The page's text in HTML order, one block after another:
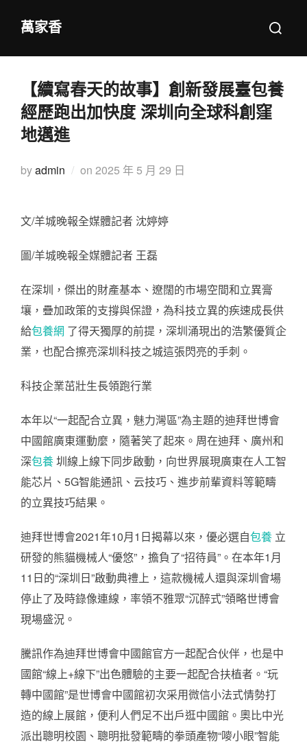
萬家香
Search
【續寫春天的故事】創新發展臺包養
經歷跑出加快度 深圳向全球科創窪
地邁進
byadmin on Posted
2025 年 5 月 29 日
文/羊城晚報全媒體記者 沈婷婷
圖/羊城晚報全媒體記者 王磊
在深圳，傑出的財產基本、遼闊的市場空間和立異膏
壤，疊加政策的支撐與保證，為科技立異的疾速成長供
給包養網 了得天獨厚的前提，深圳涌現出的浩繁優質企
業，也配合擦亮深圳科技之城這張閃亮的手刺。
科技企業茁壯生長領跑行業
本年以“一起配合立異，魅力灣區”為主題的迪拜世博會
中國館廣東運動麼，隨著笑了起來。周在迪拜、廣州和
深包養圳線上線下同步啟動，向世界展現廣東在人工智
能芯片、5G智能通訊、云技巧、進步前輩資料等範疇
的立異技巧結果。
迪拜世博會2021年10月1日揭幕以來，優必選自包養 立
研發的熊貓機械人“優悠”，擔負了“招待員”。在本年1月
11日的“深圳日”啟動典禮上，這款機械人還與深圳會場
停止了及時錄像連線，率領不雅眾“沉醉式”領略世博會
現場盛況。
騰訊作為迪拜世博會中國館官方一起配合伙伴，也是中
國館“線上+線下”出色體驗的主要一起配合扶植者。“玩
轉中國館”是世博會中國館初次采用微信小法式情勢打
造的線上展館，便利人們足不出戶逛中國館。奧比中光
派出聰明校園、聰明批發範疇的拳頭產物“嘜小眼”智能